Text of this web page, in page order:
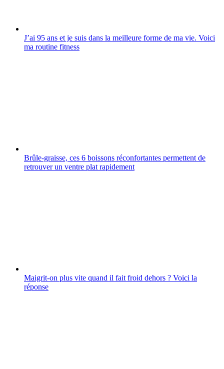
J’ai 95 ans et je suis dans la meilleure forme de ma vie. Voici
ma routine fitness
Brûle-graisse, ces 6 boissons réconfortantes permettent de
retrouver un ventre plat rapidement
Maigrit-on plus vite quand il fait froid dehors ? Voici la
réponse